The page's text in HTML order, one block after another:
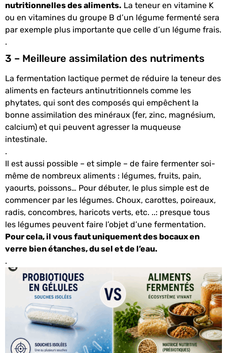
nutritionnelles des aliments. La teneur en vitamine K
ou en vitamines du groupe B d’un légume fermenté sera
par exemple plus importante que celle d’un légume frais.
.
3 – Meilleure assimilation des nutriments
La fermentation lactique permet de réduire la teneur des
aliments en facteurs antinutritionnels comme les
phytates, qui sont des composés qui empêchent la
bonne assimilation des minéraux (fer, zinc, magnésium,
calcium) et qui peuvent agresser la muqueuse
intestinale.
.
Il est aussi possible – et simple – de faire fermenter soi-
même de nombreux aliments : légumes, fruits, pain,
yaourts, poissons… Pour débuter, le plus simple est de
commencer par les légumes. Choux, carottes, poireaux,
radis, concombres, haricots verts, etc. ..: presque tous
les légumes peuvent faire l’objet d’une fermentation.
Pour cela, il vous faut uniquement des bocaux en
verre bien étanches, du sel et de l’eau.
.